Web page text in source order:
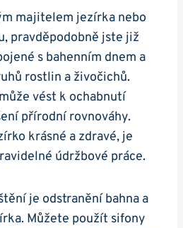
majitelem⁣ jezírka nebo
⁤pravděpodobně jste ⁢již
⁣s bahenním dnem a
rostlin a živočichů.
vést k ochabnutí
přírodní rovnováhy.‌
krásné a zdravé, je
údržbové práce.
je odstranění ‌bahna a
⁢Můžete použít sifony